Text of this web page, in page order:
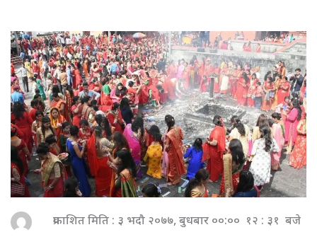
प्रकाशित मिति : ३ भदौ २०७७, बुधबार ००:०० १२ : ३१ बजे